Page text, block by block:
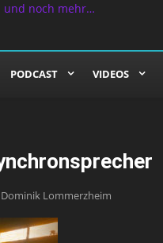
und noch mehr…
PODCAST VIDEOS
Dominik Lommerzheim